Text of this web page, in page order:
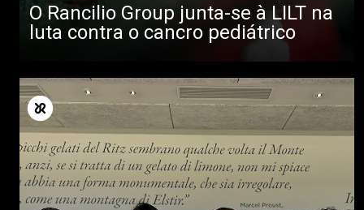
O Rancilio Group junta-se à LILT na
luta contra o cancro pediátrico